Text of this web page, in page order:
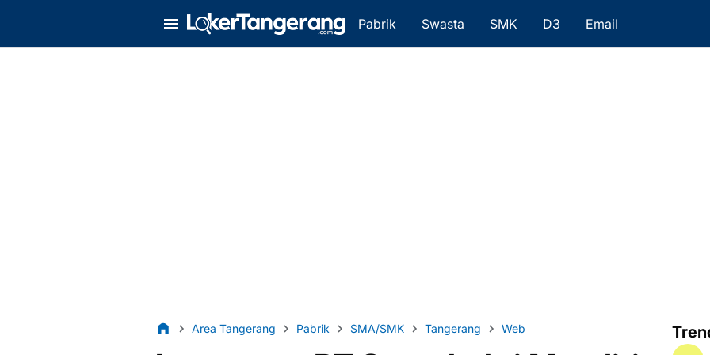
Pabrik Swasta SMK D3 Email
Area Tangerang Pabrik SMA/SMK Tangerang Web